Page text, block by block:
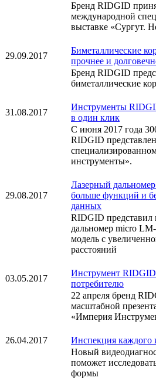
Бренд RIDGID
международной
выставке «Сургут.
29.09.2017
Биметаллические
прочнее и
Бренд RIDGID
биметаллические
31.08.2017
Инструменты
в один клик
С июня 2017 года
RIDGID
инструменты».
29.08.2017
Лазерный
больше функций и
данных
RIDGID представил
дальномер micro
модель с
расстояний
03.05.2017
Инструмент
потребителю
22 апреля бренд
масштабной
«Империя
26.04.2017
Инспекция каждого
Новый
поможет
формы